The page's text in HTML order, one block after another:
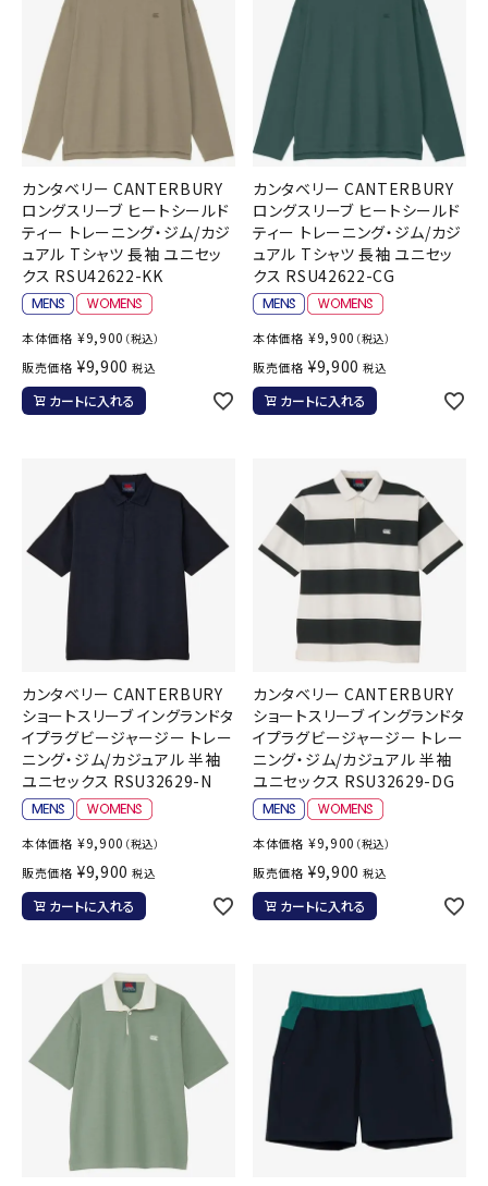
カンタベリー CANTERBURY
ロングスリーブ ヒートシールド
ティー トレーニング・ジム/カジ
ュアル Tシャツ 長袖 ユニセッ
クス RSU42622-KK
本体価格 ¥9,900 （税込）
販売価格 ¥9,900 税込
カートに入れる
カンタベリー CANTERBURY
ロングスリーブ ヒートシールド
ティー トレーニング・ジム/カジ
ュアル Tシャツ 長袖 ユニセッ
クス RSU42622-CG
本体価格 ¥9,900 （税込）
販売価格 ¥9,900 税込
カートに入れる
カンタベリー CANTERBURY
ショートスリーブ イングランドタ
イプラグビージャージー トレー
ニング・ジム/カジュアル 半袖
ユニセックス RSU32629-N
本体価格 ¥9,900 （税込）
販売価格 ¥9,900 税込
カートに入れる
カンタベリー CANTERBURY
ショートスリーブ イングランドタ
イプラグビージャージー トレー
ニング・ジム/カジュアル 半袖
ユニセックス RSU32629-DG
本体価格 ¥9,900 （税込）
販売価格 ¥9,900 税込
カートに入れる